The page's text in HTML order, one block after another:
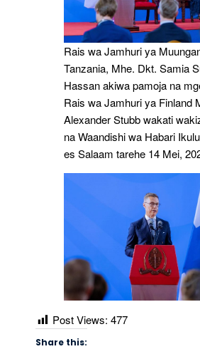
Rais wa Jamhuri ya
Tanzania, Mhe. Dkt. Samia
Hassan akiwa pamoja na
Rais wa Jamhuri ya Finland
Alexander Stubb wakati
na Waandishi wa Habari
es Salaam tarehe 14 Mei,
Post Views: 477
Share this: